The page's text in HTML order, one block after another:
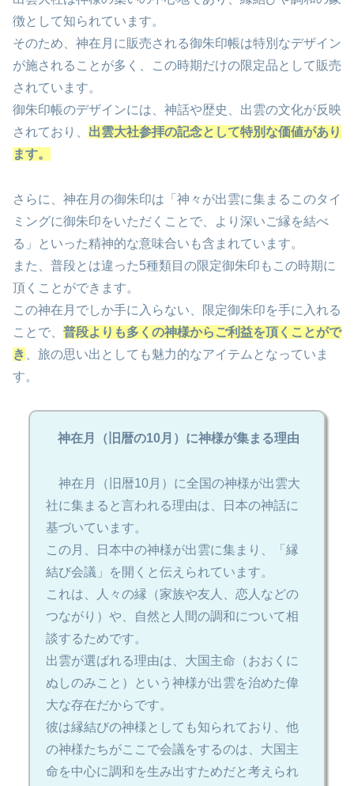
徴として知られています。
そのため、神在月に販売される御朱印帳は特別なデザイン
が施されることが多く、この時期だけの限定品として販売
されています。
御朱印帳のデザインには、神話や歴史、出雲の文化が反映
されており、 出雲大社参拝の記念として特別な価値があり
ます。
さらに、神在月の御朱印は「神々が出雲に集まるこのタイ
ミングに御朱印をいただくことで、より深いご縁を結べ
る」といった精神的な意味合いも含まれています。
また、普段とは違った5種類目の限定御朱印もこの時期に
頂くことができます。
この神在月でしか手に入らない、限定御朱印を手に入れる
ことで、 普段よりも多くの神様からご利益を頂くことがで
き
、旅の思い出としても魅力的なアイテムとなっていま
す。
神在月（旧暦の10月）に神様が集まる理由
神在月（旧暦10月）に全国の神様が出雲大
社に集まると言われる理由は、日本の神話に
基づいています。
この月、日本中の神様が出雲に集まり、「縁
結び会議」を開くと伝えられています。
これは、人々の縁（家族や友人、恋人などの
つながり）や、自然と人間の調和について相
談するためです。
出雲が選ばれる理由は、大国主命（おおくに
ぬしのみこと）という神様が出雲を治めた偉
大な存在だからです。
彼は縁結びの神様としても知られており、他
の神様たちがここで会議をするのは、大国主
命を中心に調和を生み出すためだと考えられ